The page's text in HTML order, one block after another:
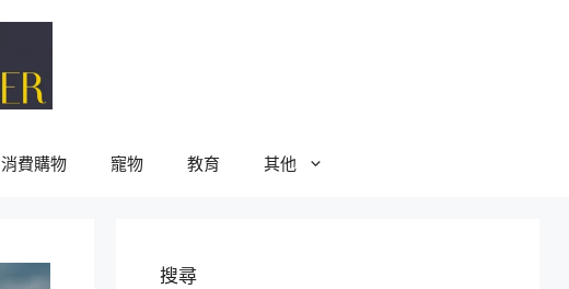
消費購物 寵物 教育 其他
搜尋